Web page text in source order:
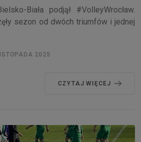
Biała podjął #VolleyWrocław.
sezon od dwóch triumfów i jednej
2025
CZYTAJ WIĘCEJ